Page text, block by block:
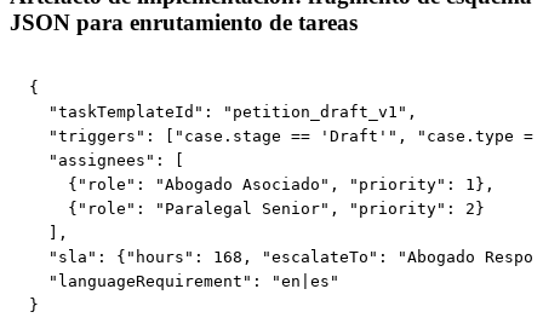
JSON para enrutamiento de tareas
{
  "taskTemplateId": "petition_draft_v1",
"triggers": ["case.stage == 'Draft'", "case.type
  "assignees": [
    {"role": "Abogado Asociado", "priority": 1},
    {"role": "Paralegal Senior", "priority": 2}
  ],
"sla": {"hours": 168, "escalateTo": "Abogado
  "languageRequirement": "en|es"
}